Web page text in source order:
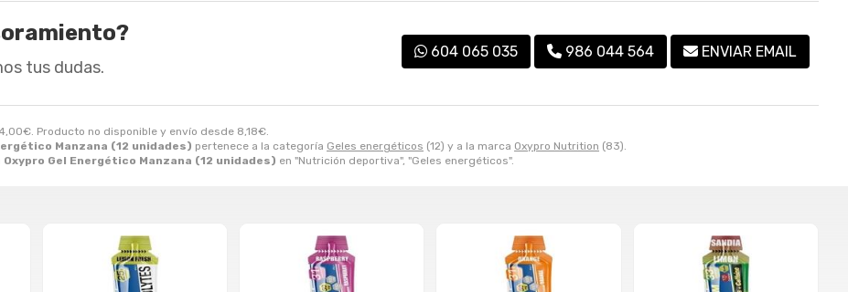
€. Producto no disponible y envío desde 8,18€.
Manzana (12 unidades) pertenece a la categoría Geles energéticos (12) y a la marca Oxypro Nutrition (83).
Oxypro Gel Energético Manzana (12 unidades) en "Nutrición deportiva", "Geles energéticos".
tus dudas.
604 065 035 986 044 564 ENVIAR EMAIL